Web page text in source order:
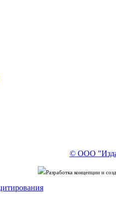
© ООО
Разработка концепции и